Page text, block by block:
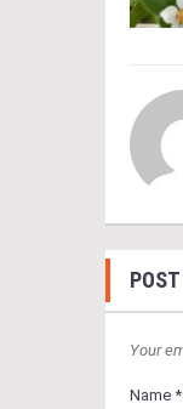
Your
Name *